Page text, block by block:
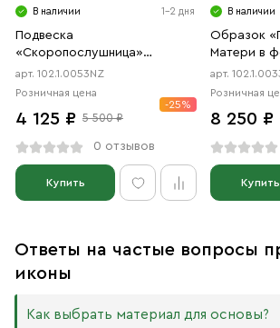
В наличии 1-2 дня
Подвеска
«Скоропослушница»
чернение, позолота
арт. 102.1.0053NZ
Розничная цена
4 125 ₽ 5 500 ₽
-25%
0 отзывов
Купить
В наличии
Образок
Матери в
чернение
арт.
Розничная
8 250 ₽
Купить
Ответы на частые вопросы
иконы
Как выбрать материал для основы?